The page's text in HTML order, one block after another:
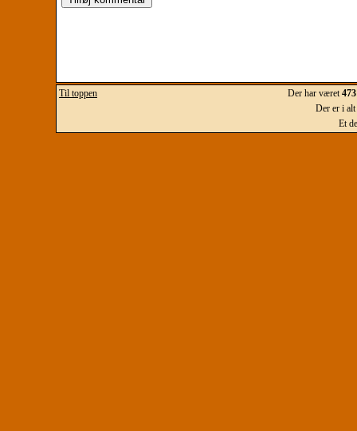
Til toppen Der har været
Der er i alt
Et